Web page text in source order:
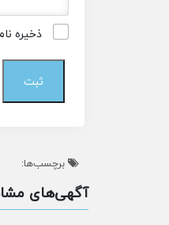
ذخیره
برچسب‌ها:
آگهی‌های